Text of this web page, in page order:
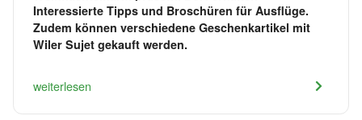
Interessierte Tipps und Broschüren für Ausflüge.
Zudem können verschiedene Geschenkartikel mit
Wiler Sujet gekauft werden.
weiterlesen